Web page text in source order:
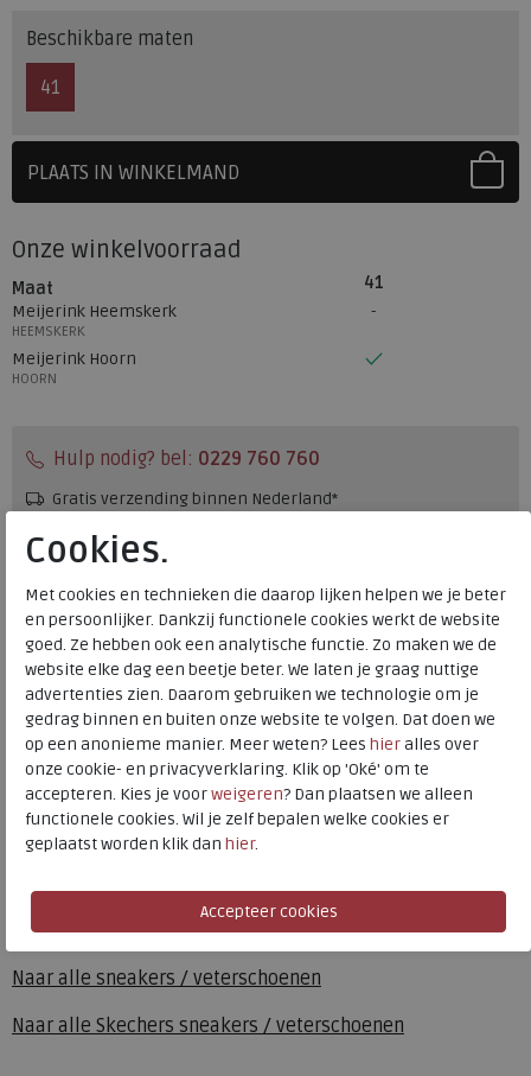
Skechers
Toon alles vanSkechers
Naar alle sneakers / veterschoenen
Naar alle Skechers sneakers / veterschoenen
Beschikbare maten
41
PLAATS IN WINKELMAND
Onze winkelvoorraad
Maat
41
Meijerink Heemskerk
HEEMSKERK
Meijerink Hoorn
HOORN
Hulp nodig? bel: 0229 760 760
Gratis verzending binnen Nederland*
Voor 14:00 uur besteld = dezelfde werkdag verzonden*
Merk
Skechers
Fabrikantcode
211234-CHOC
Bestelcode
136.28.000040
Kleur
Chocolate
Uitneembaar voetbed nee
Cookies.
Met cookies en technieken die daarop lijken helpen we je beter
en persoonlijker. Dankzij functionele cookies werkt de website
goed. Ze hebben ook een analytische functie. Zo maken we de
website elke dag een beetje beter. We laten je graag nuttige
advertenties zien. Daarom gebruiken we technologie om je
gedrag binnen en buiten onze website te volgen. Dat doen we
op een anonieme manier. Meer weten? Lees hieralles over
onze cookie- en privacyverklaring. Klik op 'Oké' om te
accepteren. Kies je voorweigeren? Dan plaatsen we alleen
functionele cookies. Wil je zelf bepalen welke cookies er
geplaatst worden klik dan hier.